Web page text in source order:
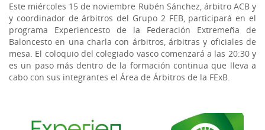
Este miércoles 15 de noviembre Rubén Sánchez, árbitro ACB y
y coordinador de árbitros del Grupo 2 FEB, participará en el
programa Experiencesto de la Federación Extremeña de
Baloncesto en una charla con árbitros, árbitras y oficiales de
mesa. El coloquio del colegiado vasco comenzará a las 20:30 y
es un paso más dentro de la formación continua que lleva a
cabo con sus integrantes el Área de Árbitros de la FExB.